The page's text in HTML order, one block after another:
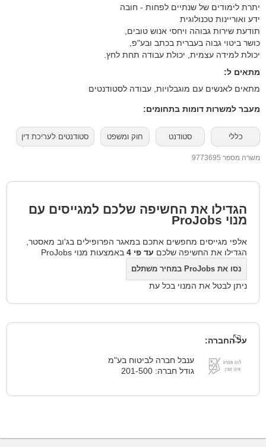
יכולת למידה עצמית, יכולת עבודה תחת לחץ.
מתאים ל:
מתאים לאנשים עם מוגבלויות, עבודה לסטודנטים
מעבר למשרות דומות בתחומים:
כללי סטודנט חוק ומשפט סטודנטים לעריכת דין
משרה מספר 9773695
הגדילו את החשיפה שלכם למגייסים עם
מנוי ProJobs
אלפי מגייסים מחפשים אתכם במאגר הפרופילים בג'וב מאסטר,
הגדילו את החשיפה שלכם עד פי 4 באמצעות מנוי ProJobs
נסו את ProJobs במחיר משתלם
ניתן לבטל את המנוי בכל עת
על החברה:
ענבל חברה לביטוח בע"מ
גודל חברה: 201-500